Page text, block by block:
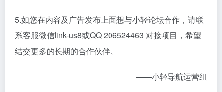
5.如您在内容及广告发布上面想与小轻论坛合作，请联
系客服微信link-us8或QQ 206524463 对接项目，希望
结交更多的长期的合作伙伴。
——小轻导航运营组